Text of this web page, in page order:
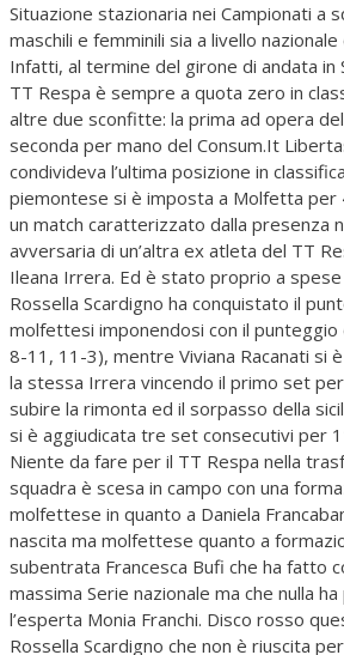
Situazione stazionaria nei Campionati a
maschili e femminili sia a livello
Infatti, al termine del girone di andata in
TT Respa è sempre a quota zero in
altre due sconfitte: la prima ad opera
seconda per mano del Consum.It
condivideva l’ultima posizione in
piemontese si è imposta a Molfetta per
un match caratterizzato dalla presenza
avversaria di un’altra ex atleta del TT
Ileana Irrera. Ed è stato proprio a
Rossella Scardigno ha conquistato il
molfettesi imponendosi con il
8-11, 11-3), mentre Viviana Racanati si
la stessa Irrera vincendo il primo set
subire la rimonta ed il sorpasso della
si è aggiudicata tre set consecutivi per
Niente da fare per il TT Respa nella
squadra è scesa in campo con una
molfettese in quanto a Daniela
nascita ma molfettese quanto a
subentrata Francesca Bufi che ha fatto
massima Serie nazionale ma che nulla
l’esperta Monia Franchi. Disco rosso
Rossella Scardigno che non è riuscita